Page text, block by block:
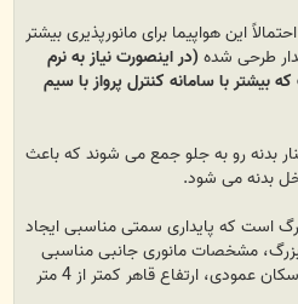
این هواپیما برای مانورپذیری بیشتر
طرحی شده(در اینصورت نیاز به نرم
بیشتر با سامانه کنترل پرواز با سیم
بدنه رو به جلو جمع می شوند که باعث
بدنه می شود.
است که پایداری سمتی مناسبی ایجاد
مشخصات مانوری جانبی مناسبی
ایجاد می کند. با توجه به این سکان عمودی، ارتفاع قاهر کمتر از 4 متر